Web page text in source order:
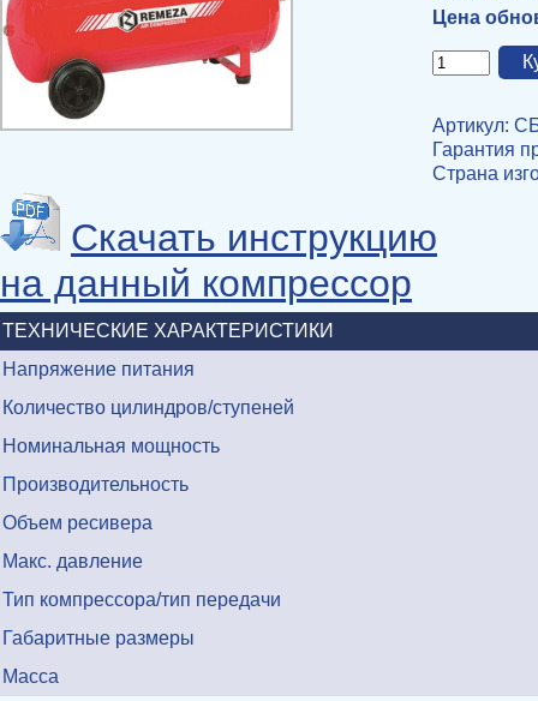
Цена
Артикул:
Гарантия
Страна
Скачать инструкцию
на данный компрессор
ТЕХНИЧЕСКИЕ ХАРАКТЕРИСТИКИ
Напряжение питания
Количество цилиндров/ступеней
Номинальная мощность
Производительность
Объем ресивера
Макс. давление
Тип компрессора/тип передачи
Габаритные размеры
Масса